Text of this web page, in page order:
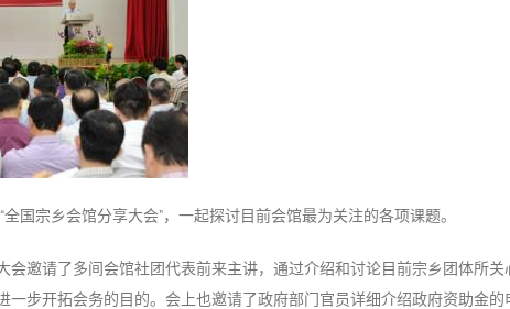
国宗乡会馆分享大会”，一起探讨目前会馆最为关注的各项课题。
邀请了多间会馆社团代表前来主讲，通过介绍和讨论目前宗乡团体所关
步开拓会务的目的。会上也邀请了政府部门官员详细介绍政府资助金